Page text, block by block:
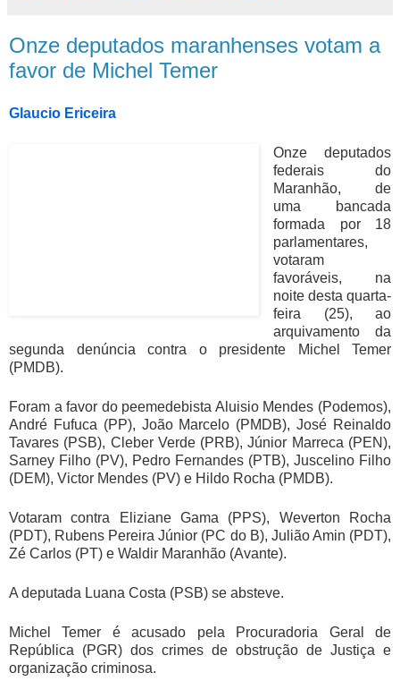
Onze deputados maranhenses votam a
favor de Michel Temer
Glaucio Ericeira
Onze deputados
federais do
Maranhão, de
uma bancada
formada por 18
parlamentares,
votaram
favoráveis, na
noite desta quarta-
feira (25), ao
arquivamento da
segunda denúncia contra o presidente Michel Temer
(PMDB).
Foram a favor do peemedebista Aluisio Mendes (Podemos),
André Fufuca (PP), João Marcelo (PMDB), José Reinaldo
Tavares (PSB), Cleber Verde (PRB), Júnior Marreca (PEN),
Sarney Filho (PV), Pedro Fernandes (PTB), Juscelino Filho
(DEM), Victor Mendes (PV) e Hildo Rocha (PMDB).
Votaram contra Eliziane Gama (PPS), Weverton Rocha
(PDT), Rubens Pereira Júnior (PC do B), Julião Amin (PDT),
Zé Carlos (PT) e Waldir Maranhão (Avante).
A deputada Luana Costa (PSB) se absteve.
Michel Temer é acusado pela Procuradoria Geral de
República (PGR) dos crimes de obstrução de Justiça e
organização criminosa.